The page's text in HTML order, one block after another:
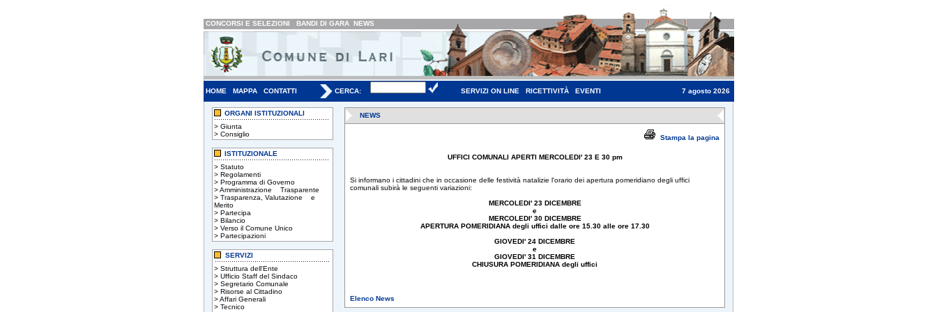
CONCORSI E SELEZIONI BANDI DI GARA NEWS
HOME MAPPA CONTATTI CERCA: SERVIZI ON LINE RICETTIVITÀ EVENTI 7 agosto 2026
ORGANI ISTITUZIONALI
> Giunta
> Consiglio
ISTITUZIONALE
> Statuto
> Regolamenti
> Programma di Governo
>Amministrazione Trasparente
> Trasparenza, Valutazione e
Merito
> Partecipa
> Bilancio
> Verso il Comune Unico
> Partecipazioni
SERVIZI
> Struttura dell'Ente
> Ufficio Staff del Sindaco
> Segretario Comunale
> Risorse al Cittadino
>Affari Generali
> Tecnico
NEWS
Stampa la pagina
UFFICI COMUNALI APERTI MERCOLEDI' 23 E 30 pm
Si informano i cittadini che in occasione delle festività natalizie l'orario dei apertura pomeridiano degli uffici
comunali subirà le seguenti variazioni:
MERCOLEDI' 23 DICEMBRE
e
MERCOLEDI' 30 DICEMBRE
APERTURA POMERIDIANA degli uffici dalle ore 15.30 alle ore 17.30
GIOVEDI' 24 DICEMBRE
e
GIOVEDI' 31 DICEMBRE
CHIUSURA POMERIDIANA degli uffici
Elenco News